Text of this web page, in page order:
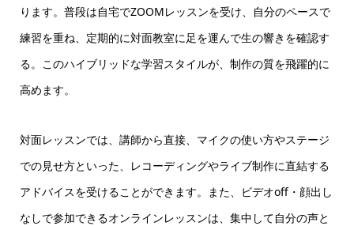
ります。普段は自宅でZOOMレッスンを受け、自分のペースで
練習を重ね、定期的に対面教室に足を運んで生の響きを確認す
る。このハイブリッドな学習スタイルが、制作の質を飛躍的に
高めます。
対面レッスンでは、講師から直接、マイクの使い方やステージ
での見せ方といった、レコーディングやライブ制作に直結する
アドバイスを受けることができます。また、ビデオoff・顔出し
なしで参加できるオンラインレッスンは、集中して自分の声と